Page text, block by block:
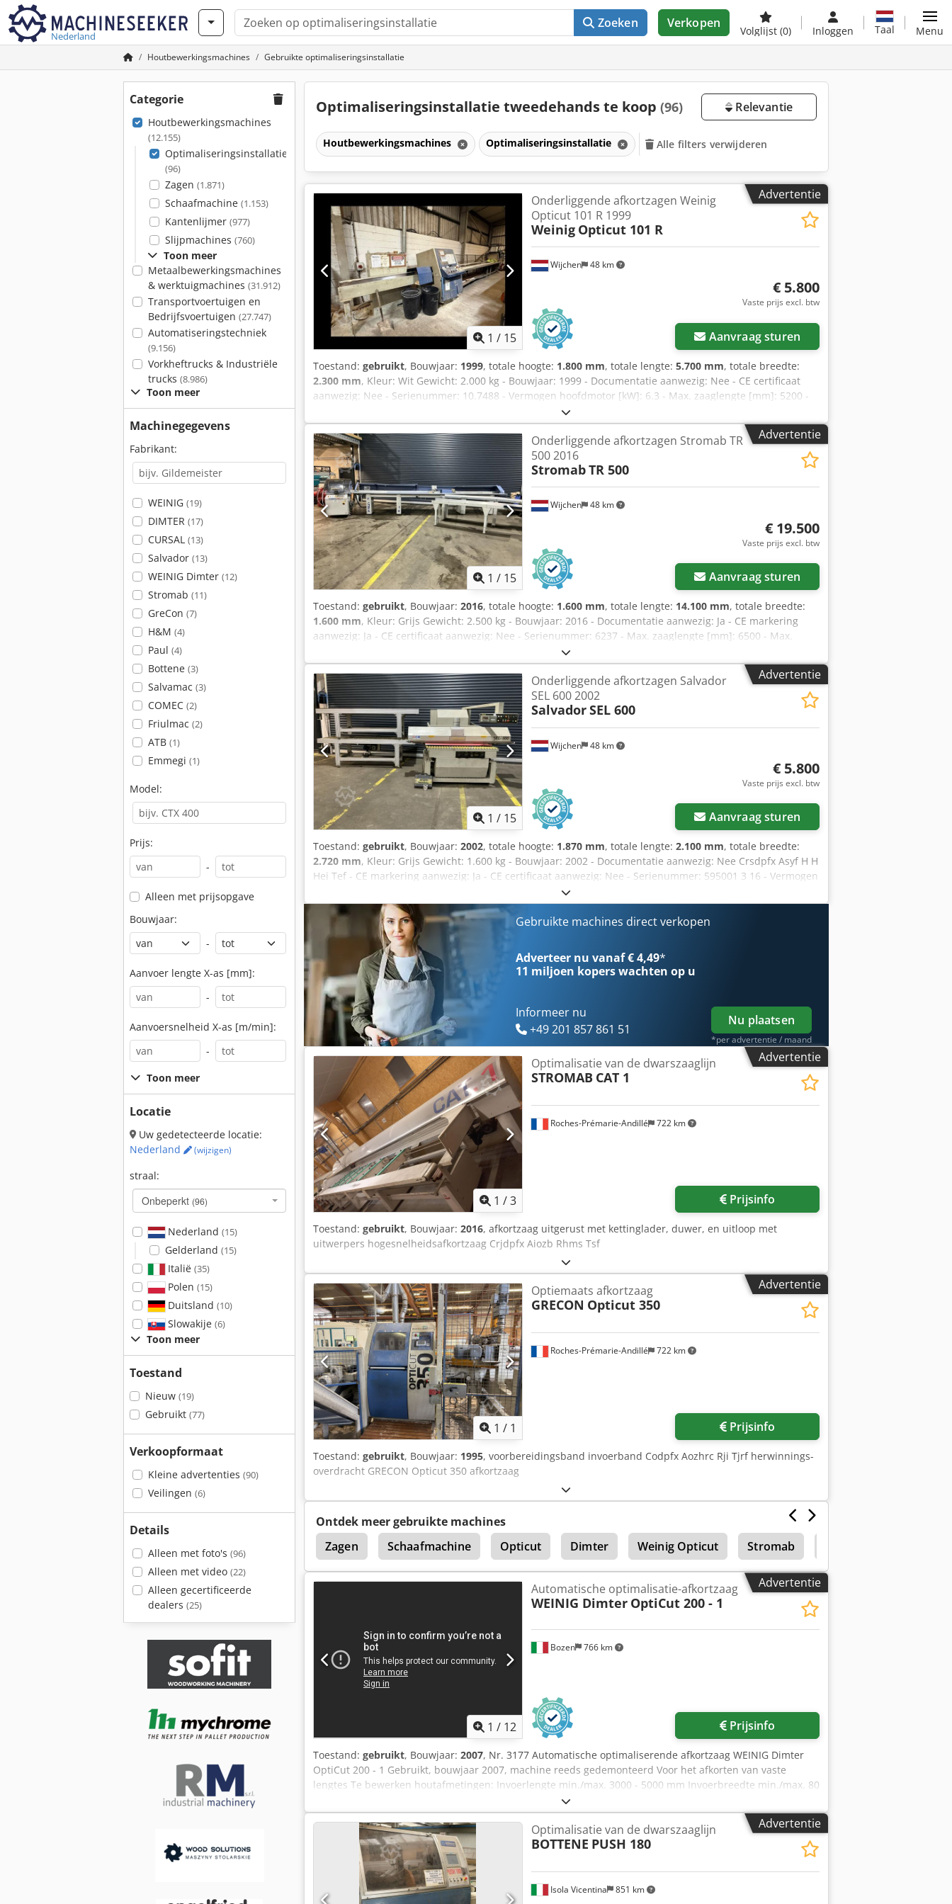
Nederland
Zoeken Verkopen
Volglijst (0) Inloggen Taal Menu
Houtbewerkingsmachines Gebruikte optimaliseringsinstallatie
Categorie
Houtbewerkingsmachines
(12.155)
Optimaliseringsinstallatie
(96)
Zagen (1.871)
Schaafmachine (1.153)
Kantenlijmer (977)
Slijpmachines (760)
Toon meer
Metaalbewerkingsmachines
& werktuigmachines (31.912)
Transportvoertuigen en
Bedrijfsvoertuigen (27.747)
Automatiseringstechniek
(9.156)
Vorkheftrucks & Industriële
trucks (8.986)
Toon meer
Machinegegevens
Fabrikant:
WEINIG (19)
DIMTER (17)
CURSAL (13)
Salvador (13)
WEINIG Dimter (12)
Stromab (11)
GreCon (7)
H&M (4)
Paul (4)
Bottene (3)
Salvamac (3)
COMEC (2)
Friulmac (2)
ATB (1)
Emmegi (1)
Model:
Prijs:
-
Alleen met prijsopgave
Bouwjaar:
-
Aanvoer lengte X-as [mm]:
-
Aanvoersnelheid X-as [m/min]:
-
Toon meer
Locatie
Uw gedetecteerde locatie:
Nederland
(wijzigen)
straal:
Onbeperkt (96)
Nederland (15)
Gelderland (15)
Italië (35)
Polen (15)
Duitsland (10)
Slowakije (6)
Toon meer
Toestand
Nieuw (19)
Gebruikt (77)
Verkoopformaat
Kleine advertenties (90)
Veilingen (6)
Details
Alleen met foto's (96)
Alleen met video (22)
Alleen gecertificeerde
dealers (25)
Optimaliseringsinstallatie tweedehands te koop (96) Relevantie
Houtbewerkingsmachines Optimaliseringsinstallatie Alle filters verwijderen
Advertentie
1 / 15
Wijchen 48 km
Onderliggende afkortzagen Weinig
Opticut 101 R 1999
Weinig Opticut 101 R
€ 5.800
Vaste prijs excl. btw
Aanvraag sturen
Toestand: gebruikt, Bouwjaar: 1999, totale hoogte: 1.800 mm, totale lengte: 5.700 mm, totale breedte:
2.300 mm, Kleur: Wit Gewicht: 2.000 kg - Bouwjaar: 1999 - Documentatie aanwezig: Nee - CE certificaat
aanwezig: Nee - Serienummer: 10.7488 - Vermogen hoofdmotor [kW]: 6.3 - Max. zaaglengte [mm]: 5200 -
Max. zaagbreedte [mm]: 360 - Max. zaagblad diameter [mm]: 600 - Lengte invoertafel [mm]: 5200 - Lengte
uitvoertafel [mm]: 3300 - Opties: Automatisch opduwsysteem - Transportafmetingen: 5700mm x 2300mm
x 1800mm (l x b x h) - Transportgewicht [kg]: 2000kg - Transportcolli [st.]: 2 Financiële informatie BTW: De
getoonde prijs is exclusief BTW BTW/marge: BTW verrekenbaar voor ondernemers Levering en inruil altijd
mogelijk van alles in de industriële sectoren Yorick Diebels Crjdpfxszmxvze Ai Tof
Advertentie
1 / 15
Wijchen 48 km
Onderliggende afkortzagen Stromab TR
500 2016
StromabTR 500
€ 19.500
Vaste prijs excl. btw
Aanvraag sturen
Toestand: gebruikt, Bouwjaar: 2016, totale hoogte: 1.600 mm, totale lengte: 14.100 mm, totale breedte:
1.600 mm, Kleur: Grijs Gewicht: 2.500 kg - Bouwjaar: 2016 - Documentatie aanwezig: Ja - CE markering
aanwezig: Ja - CE certificaat aanwezig: Nee - Serienummer: 6237 - Max. zaaglengte [mm]: 6500 - Max.
zaagbreedte [mm]: 400 - Max. zaaghoogte [mm]: 135 - Max. zaagblad diameter [mm]: 500 - Asgat
zaagblad diameter [mm]: 30 - Lengte invoertafel [mm]: 6700 - Lengte uitvoertafel [mm]: 6000 - Opties:
Automatisch opduwsysteem - Voltage [V]: 415 - Stroomverbruik [A]: 20 - Transportafmetingen: 14100mm x
1600mm x 1600mm (l x b x h) - Transportgewicht [kg]: 2500kg - Transportcolli [st.]: 4 Financiële informatie
Cedpfswnh N Njx Ai Tjrf BTW: De getoonde prijs is exclusief BTW BTW/marge: BTW verrekenbaar voor
ondernemers Levering en inruil altijd mogelijk van alles in de industriële sectoren Yorick Diebels
Advertentie
1 / 15
Wijchen 48 km
Onderliggende afkortzagen Salvador
SEL 600 2002
SalvadorSEL 600
€ 5.800
Vaste prijs excl. btw
Aanvraag sturen
Toestand: gebruikt, Bouwjaar: 2002, totale hoogte: 1.870 mm, totale lengte: 2.100 mm, totale breedte:
2.720 mm, Kleur: Grijs Gewicht: 1.600 kg - Bouwjaar: 2002 - Documentatie aanwezig: Nee Crsdpfx Asyf H H
Hei Tef - CE markering aanwezig: Ja - CE certificaat aanwezig: Nee - Serienummer: 595001 3 16 - Vermogen
hoofdmotor [kW]: 6.5 - Voltage [V]: 400 - Stroomverbruik [A]: 15 - Afzekering [A]: 20 - Transportafmetingen:
2100mm x 2720mm x 1870mm (l x b x h) - Transportgewicht [kg]: 1600kg - Transportcolli [st.]: 3 Financiële
informatie BTW: De getoonde prijs is exclusief BTW BTW/marge: BTW verrekenbaar voor ondernemers
Levering en inruil altijd mogelijk van alles in de industriële sectoren Yorick Diebels
Gebruikte machines direct verkopen
Adverteer nu vanaf € 4,49*
11 miljoen koperswachten op u
Informeer nu
+49 201 857 861 51
Nu plaatsen
*per advertentie / maand
Advertentie
1 /3
Roches-Prémarie-Andillé 722 km
Optimalisatie van de dwarszaaglijn
STROMAB CAT 1
Prijsinfo
Toestand: gebruikt, Bouwjaar: 2016, afkortzaag uitgerust met kettinglader, duwer, en uitloop met
uitwerpers hogesnelheidsafkortzaag Crjdpfx Aiozb Rhms Tsf
Advertentie
1 / 1
Roches-Prémarie-Andillé 722 km
Optiemaats afkortzaag
GRECON Opticut 350
Prijsinfo
Toestand: gebruikt, Bouwjaar: 1995, voorbereidingsband invoerband Codpfx Aozhrc Rji Tjrf herwinnings-
overdracht GRECON Opticut 350 afkortzaag
Ontdek meer gebruikte machines
Zagen
Schaafmachine Opticut Dimter Weinig Opticut Stromab
Weinig Weinig Multirex
Advertentie
1 / 12
Bozen 766 km
Automatische optimalisatie-afkortzaag
WEINIG Dimter OptiCut 200 - 1
Prijsinfo
Toestand: gebruikt, Bouwjaar: 2007, Nr. 3177 Automatische optimaliserende afkortzaag WEINIG Dimter
OptiCut 200 - 1 Gebruikt, bouwjaar 2007, machine reeds gedemonteerd Voor het afkorten van vaste
lengtes Te bewerken houtafmetingen: Invoerlengte min./max. 3000 - 5000 mm Invoerbreedte min./max. 80
- 200 mm Invoerdikte min./max. 38 - 80 mm Houtdoorsnede max. 200 x 50 Hout-eindlengte min./max. 700
- 1000 mm Aantal sneden / plank gemiddeld 5 Houtsoorten: zacht- of hardhout Prestaties van de
installatie: Aanvoersnelheid max. 180 m/min, traploos instelbaar Tijd per afkortbewerking incl. remmen
0,7 - 1,2 s Positieoverzicht: Pos. 1: Invoertransportband voor de zaag Lengte 1,5 m, gekoppeld aan de
aanvoermotor van de zaag Pos. 2: Automatische afkortzaag OptiCut 200 - 1 in linkse uitvoering Codpfx Aeu
Atmuoi Tsrf Met ingebouwd lengtemeetwiel en ingebouwd uitblaasapparaat voor afval Grafisch
bedieningspaneel, 1 / 4 VGA-display, met numeriek toetsenblok en functietoetsen, met softwarepakket
Advertentie
Isola Vicentina 851 km
Optimalisatie van de dwarszaaglijn
BOTTENE PUSH 180